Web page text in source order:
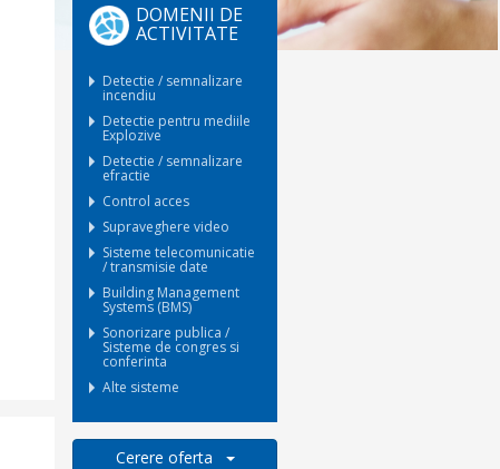
Next
DOMENII DE
ACTIVITATE
Detectie / semnalizare
incendiu
Detectie pentru mediile
Explozive
Detectie / semnalizare
efractie
Control acces
Supraveghere video
Sisteme telecomunicatie
/ transmisie date
Building Management
Systems (BMS)
Sonorizare publica /
Sisteme de congres si
conferinta
Alte sisteme
Cerere oferta